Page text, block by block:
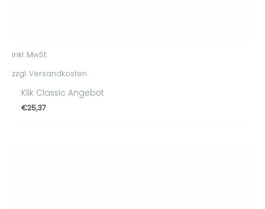
inkl. MwSt.
zzgl.Versandkosten
Klik Classic Angebot
€25,37